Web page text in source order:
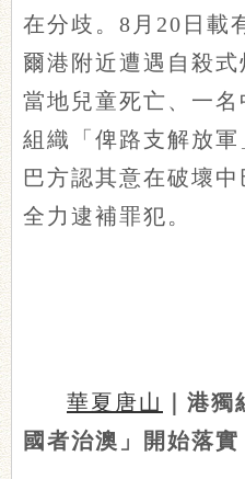
在分歧。8月20日載
爾港附近遭遇自殺
當地兒童死亡、一
組織「俾路支解放軍
巴方認其意在破壞
全力逮補罪犯。
華夏唐山
｜港
國者治澳」開始落實